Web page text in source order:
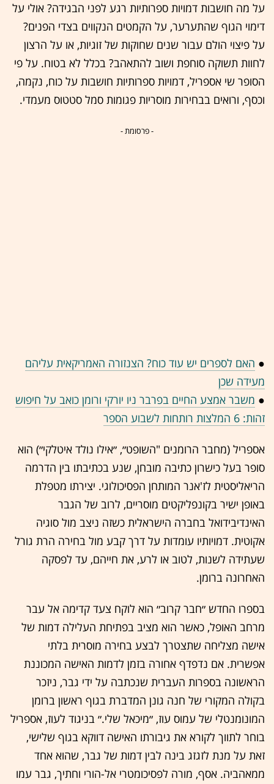
על מה חושבות דמויות ספרותיות רגע לפני הבגידה? אולי על
דימוי הגוף שהתערער, על הקמטים הנקווים בצדי הפנים?
על פיצוי הולם עבור שנים שחוקות של זוגיות, או על הרצון
לחוות תשוקה סוחפת ושוב להתאהב? בכלל לא בטוח. על פי
הסופר שי אספריל, דמויות ספרותיות חושבות על כוח, נקמה,
וכסף, ורואים בבחירות מוסריות פגומות סמל סטטוס מעמדי.
- פרסומת -
● האם לספרים יש עוד כוח? הצנזורה האמריקאית עליהם
מעידה שכן
● משבר אמצע החיים בפרבר ניו יורקי ורומן כואב על חיפוש
זהות: 6 המלצות רותחות לשבוע הספר
אספריל (מחבר הרומנים "השופט״, ״אילו נולד איטלקי״) הוא
סופר בעל כישרון כתיבה מובחן, שנע בכתיבתו בין הדרמה
הריאליסטית לז'אנר המותחן הפסיכולוגי. יצירתו מטפלת
באופן ישיר בקונפליקטים מוסריים, לרוב של הגבר
האינדיבידואל בחברה הישראלית כשזה ניצב מול סוגיה
אקוטית. דמויותיו עומדות על דרך קבע מול בחירה הרת גורל
שעתידה לשנות, לטוב או לרע, את חייהם, עד לפסקה
האחרונה ברומן.
בספרו החדש ״חבר קרוב״ הוא לוקח צעד קדימה אל עבר
מרחב האופל, כאשר הוא מציב בפתיחת העלילה דמות של
אישה מצליחה שתצטרך לבצע בחירה מוסרית בלתי
אפשרית. אם נדפדף אחורה בזמן לדמות האישה המכוננת
הראשונה בספרות העברית שנכתבה על ידי גבר, ניזכר
בקולה המקורי של חנה גונן המדברת בגוף ראשון ברומן
המונומנטלי של עמוס עוז, ״מיכאל שלי.״ בניגוד לעוז, אספריל
בוחר לתווך לקורא את גיבורתו האישה דווקא בגוף שלישי,
זאת על מנת לזגזג בינה לבין דמות של גבר, שהוא אחד
ממאהביה. אסף, מורה לפסיכומטרי אל-הורי וחתיך, גבר עמו